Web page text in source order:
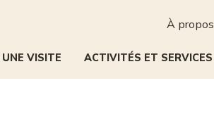
VISITE ACTIVITÉS ET SERVICES
À propos